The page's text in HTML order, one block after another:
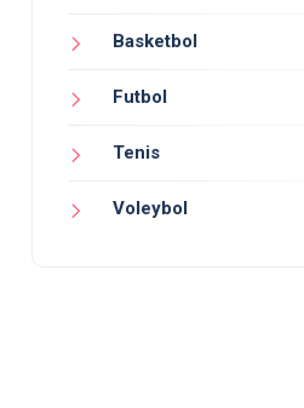
Basketbol
Futbol
Tenis
Voleybol